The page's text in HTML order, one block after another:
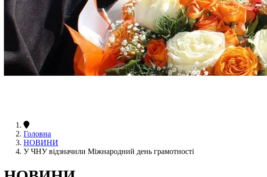
Головна
НОВИНИ
У ЧНУ відзначили Міжнародний день грамотності